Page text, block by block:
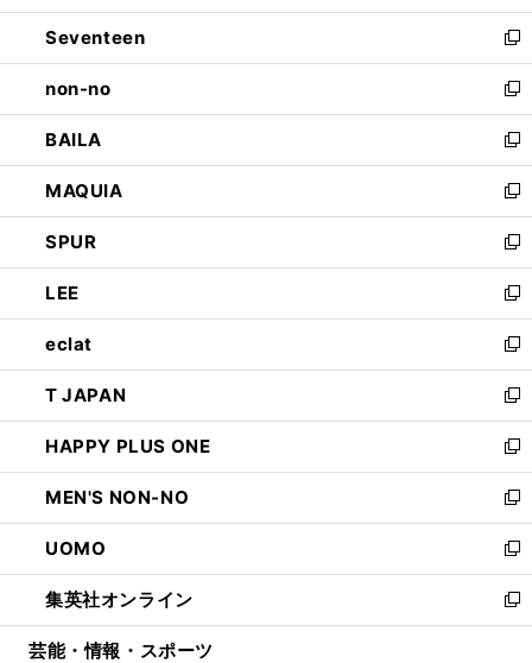
開
く
ウ
で
開
く
ン
ド
ウ
で
開
く
Seventeen
新
し
い
ウ
ィ
ン
ド
ウ
で
開
く
non-no
新
し
い
ウ
ィ
ン
ド
ウ
で
開
く
BAILA
新
し
い
ウ
ィ
ン
ド
ウ
で
開
く
MAQUIA
新
し
い
ウ
ィ
ン
ド
ウ
で
開
く
SPUR
新
し
い
ウ
ィ
ン
ド
ウ
で
開
く
LEE
新
し
い
ウ
ィ
ン
ド
ウ
で
開
く
eclat
新
し
い
ウ
ィ
ン
ド
ウ
で
開
く
T JAPAN
新
し
い
ウ
ィ
ン
ド
ウ
で
開
HAPPY PLUS ONE
新
し
い
ウ
ィ
ン
ド
ウ
MEN'S NON-NO
新
し
い
ウ
ィ
ン
UOMO
新
し
い
ウ
集英社オンライン
新
し
芸能・情報・スポーツ